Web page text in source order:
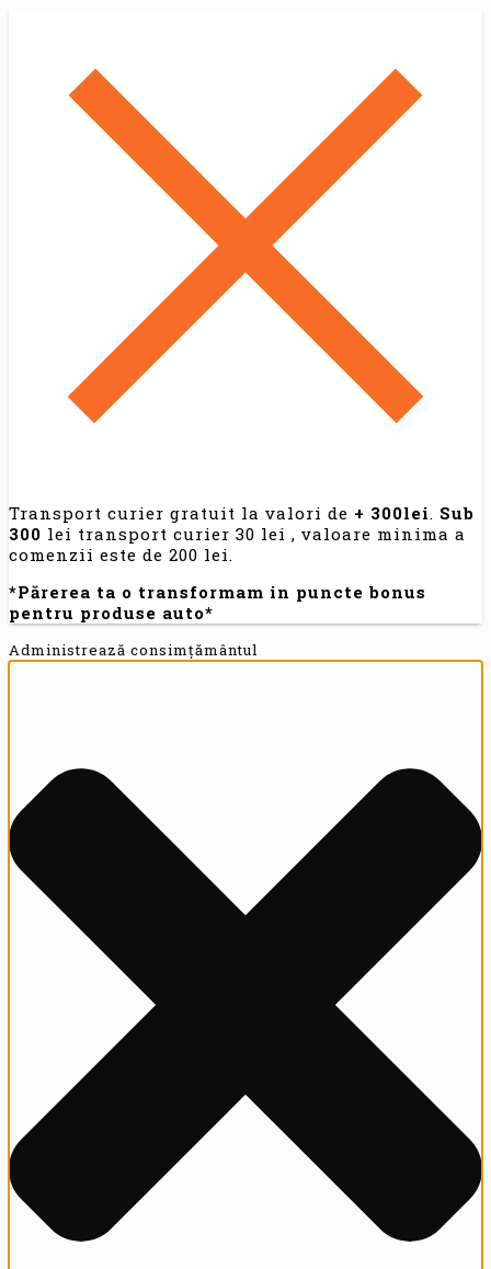
Transport curier gratuit la valori de + 300lei. Sub
300 lei transport curier 30 lei , valoare minima a
comenzii este de 200 lei.
*Părerea ta o transformam in puncte bonus
pentru produse auto*
Administrează consimțământul